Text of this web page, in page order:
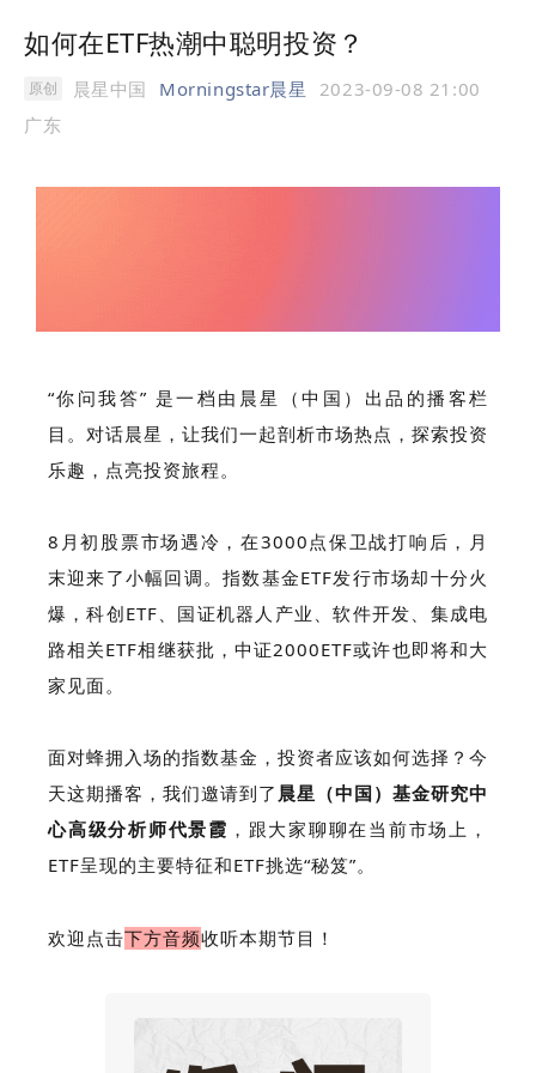
如何在ETF热潮中聪明投资？
原创 晨星中国 Morningstar晨星
2023-09-08 21:00
广东
“你问我答” 是一档由晨星（中国）出品的播客栏
目。对话晨星，让我们一起剖析市场热点，探索投资
乐趣，点亮投资旅程。
8月初股票市场遇冷，在3000点保卫战打响后，月
末迎来了小幅回调。指数基金ETF发行市场却十分火
爆，科创ETF、国证机器人产业、软件开发、集成电
路相关ETF相继获批，中证2000ETF或许也即将和大
家见面。
面对蜂拥入场的指数基金，投资者应该如何选择？ 今
天这期播客，我们邀请到了 晨星（中国）基金研究中
心高级分析师代景霞 ，跟大家聊聊在当前市场上，
ETF呈现的主要特征和ETF挑选“秘笈”。
欢迎点击下方音频收听本期节目！